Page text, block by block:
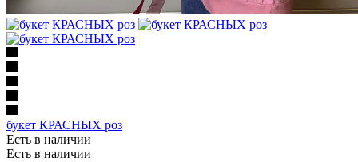
букет КРАСНЫХ роз
Есть в наличии
Есть в наличии